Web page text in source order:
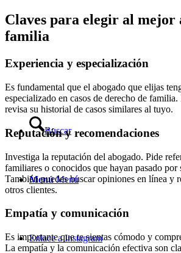
Buscar
Menú Menú
Enlace a Instagram
Claves para elegir al mejor
familia
Experiencia y especialización
Es fundamental que el abogado que elijas
especializado en casos de derecho de
revisa su historial de casos similares al tuyo.
Reputación y recomendaciones
Investiga la reputación del abogado. Pide
familiares o conocidos que hayan pasado por
También puedes buscar opiniones en línea y
otros clientes.
Empatía y comunicación
Es importante que te sientas cómodo y
La empatía y la comunicación efectiva son